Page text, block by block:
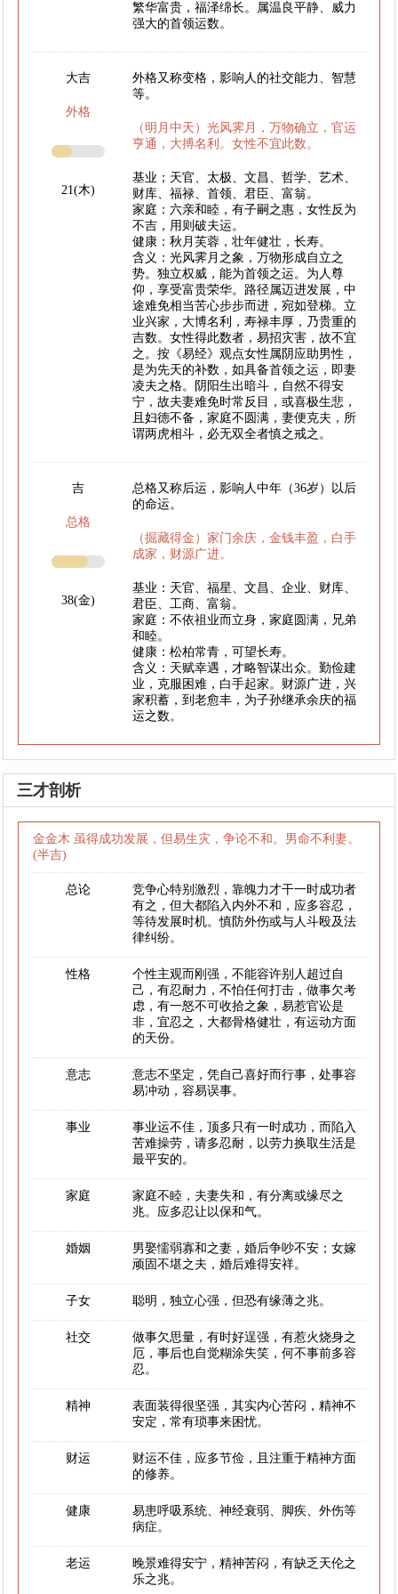
繁华富贵，福泽绵长。属温良平静、威力
强大的首领运数。
大吉
外格
21(木)
外格又称变格，影响人的社交能力、智慧
等。
（明月中天）光风霁月，万物确立，官运
亨通，大搏名利。女性不宜此数。
基业；天官、太极、文昌、哲学、艺术、
财库、福禄、首领、君臣、富翁。
家庭：六亲和睦，有子嗣之惠，女性反为
不吉，用则破夫运。
健康：秋月芙蓉，壮年健壮，长寿。
含义：光风霁月之象，万物形成自立之
势。独立权威，能为首领之运。为人尊
仰，享受富贵荣华。路径属迈进发展，中
途难免相当苦心步步而进，宛如登梯。立
业兴家，大博名利，寿禄丰厚，乃贵重的
吉数。女性得此数者，易招灾害，故不宜
之。按《易经》观点女性属阴应助男性，
是为先天的补数，如具备首领之运，即妻
凌夫之格。阴阳生出暗斗，自然不得安
宁，故夫妻难免时常反目，或喜极生悲，
且妇德不备，家庭不圆满，妻便克夫，所
谓两虎相斗，必无双全者慎之戒之。
吉
总格
38(金)
总格又称后运，影响人中年（36岁）以后
的命运。
（掘藏得金）家门余庆，金钱丰盈，白手
成家，财源广进。
基业：天官、福星、文昌、企业、财库、
君臣、工商、富翁。
家庭：不依祖业而立身，家庭圆满，兄弟
和睦。
健康：松柏常青，可望长寿。
含义：天赋幸遇，才略智谋出众。勤俭建
业，克服困难，白手起家。财源广进，兴
家积蓄，到老愈丰，为子孙继承余庆的福
运之数。
三才剖析
金金木 虽得成功发展，但易生灾，争论不和。男命不利妻。
(半吉)
总论
竞争心特别激烈，靠魄力才干一时成功者
有之，但大都陷入内外不和，应多容忍，
等待发展时机。慎防外伤或与人斗殴及法
律纠纷。
性格
个性主观而刚强，不能容许别人超过自
己，有忍耐力，不怕任何打击，做事欠考
虑，有一怒不可收拾之象，易惹官讼是
非，宜忍之，大都骨格健壮，有运动方面
的天份。
意志
意志不坚定，凭自己喜好而行事，处事容
易冲动，容易误事。
事业
事业运不佳，顶多只有一时成功，而陷入
苦难操劳，请多忍耐，以劳力换取生活是
最平安的。
家庭
家庭不睦，夫妻失和，有分离或缘尽之
兆。应多忍让以保和气。
婚姻
男娶懦弱寡和之妻，婚后争吵不安；女嫁
顽固不堪之夫，婚后难得安祥。
子女 聪明，独立心强，但恐有缘薄之兆。
社交
做事欠思量，有时好逞强，有惹火烧身之
厄，事后也自觉糊涂失笑，何不事前多容
忍。
精神
表面装得很坚强，其实内心苦闷，精神不
安定，常有琐事来困忧。
财运
财运不佳，应多节俭，且注重于精神方面
的修养。
健康
易患呼吸系统、神经衰弱、脚疾、外伤等
病症。
老运
晚景难得安宁，精神苦闷，有缺乏天伦之
乐之兆。